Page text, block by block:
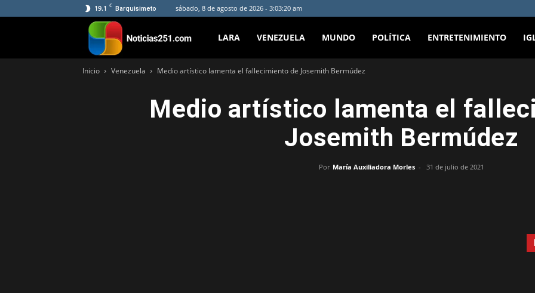
19.1 C Barquisimeto sábado, 8 de agosto de 2026 - 3:03:20 am
Noticias251
LARA VENEZUELA MUNDO POLÍTICA ENTRETENIMIENTO
Inicio Venezuela Medio artístico lamenta el fallecimiento de Josemith Bermúdez
Medio artístico lamenta el
Josemith Bermúdez
Por María Auxiliadora Morles - 31 de julio de 2021